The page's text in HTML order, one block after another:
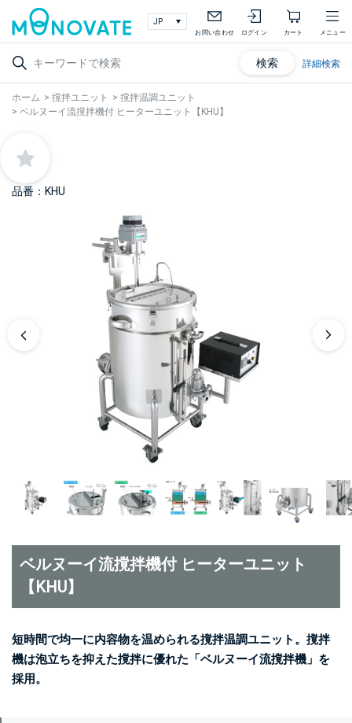
お問い合わせ ログイン カート メニュー
検索 詳細検索
ホーム > 撹拌ユニット > 撹拌温調ユニット
> ベルヌーイ流撹拌機付 ヒーターユニット【KHU】
品番：KHU
ベルヌーイ流撹拌機付 ヒーターユニット
【KHU】
短時間で均一に内容物を温められる撹拌温調ユニット。撹拌
機は泡立ちを抑えた撹拌に優れた「ベルヌーイ流撹拌機」を
採用。